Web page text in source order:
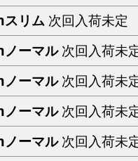
リム 次回入荷未定
ーマル 次回入荷未
ーマル 次回入荷未
ーマル 次回入荷未
ーマル 次回入荷未